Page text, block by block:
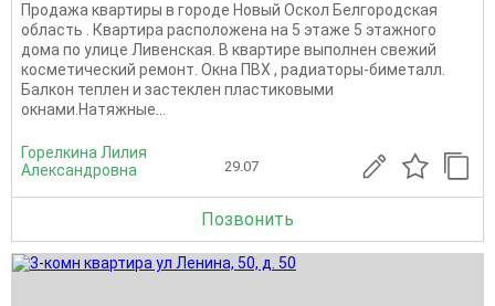
Продажа квартиры в городе Новый Оскол Белгородская
область . Квартира расположена на 5 этаже 5 этажного
дома по улице Ливенская. В квартире выполнен свежий
косметический ремонт. Окна ПВХ , радиаторы-биметалл.
Балкон теплен и застеклен пластиковыми
окнами.Натяжные...
Горелкина Лилия
Александровна
29.07
Позвонить